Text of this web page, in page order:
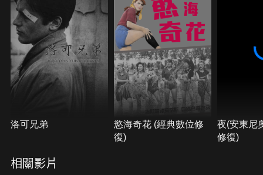
面不停地將暴力升級，然而…
洛可兄弟
慾海奇花 (經典數位修
復)
夜(安東尼
修復)
相關影片